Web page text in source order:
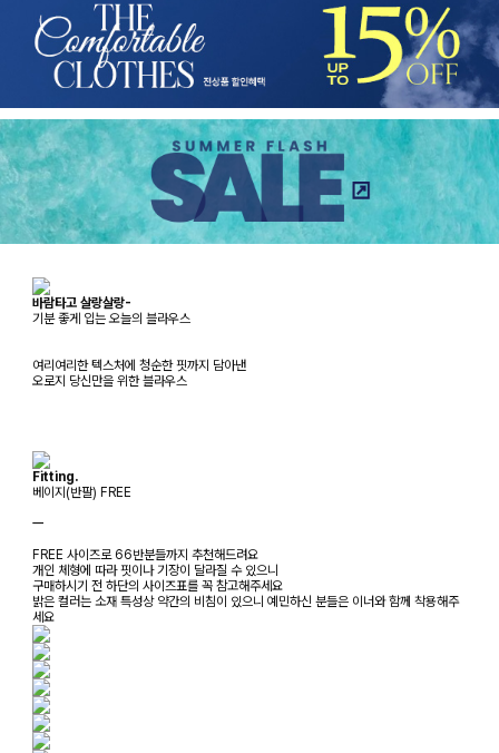
바람타고 살랑살랑-
기분 좋게 입는 오늘의 블라우스
여리여리한 텍스처에 청순한 핏까지 담아낸
오로지 당신만을 위한 블라우스
Fitting.
베이지(반팔) FREE
ㅡ
FREE 사이즈로 66반분들까지 추천해드려요
개인 체형에 따라 핏이나 기장이 달라질 수 있으니
구매하시기 전 하단의 사이즈표를 꼭 참고해주세요
밝은 컬러는 소재 특성상 약간의 비침이 있으니 예민하신 분들은 이너와 함께 착용해주
세요